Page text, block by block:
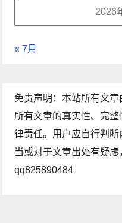
2026
« 7月
免责声明：本站所有文
所有文章的真实性、完
律责任。用户应自行判
当或对于文章出处有疑
qq825890484